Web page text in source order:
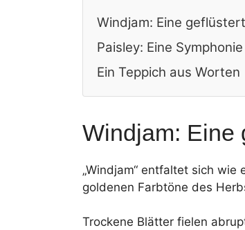
Windjam: Eine
Paisley: Eine
Ein Teppich aus Worten
Windjam: Eine
„Windjam“ entfaltet sich
goldenen Farbtöne des
Trockene Blätter fielen